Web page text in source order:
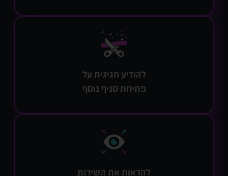
להודיע חגיגית על
פתיחת סניף נוסף
להראות את השירות